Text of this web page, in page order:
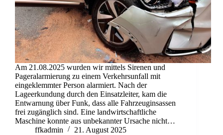
Am 21.08.2025 wurden wir mittels Sirenen und
Pageralarmierung zu einem Verkehrsunfall mit
eingeklemmter Person alarmiert. Nach der
Lageerkundung durch den Einsatzleiter, kam die
Entwarnung über Funk, dass alle Fahrzeuginsassen
frei zugänglich sind. Eine landwirtschaftliche
Maschine konnte aus unbekannter Ursache nicht…
ffkadmin
21. August 2025